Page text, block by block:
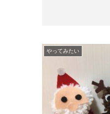
やってみたい